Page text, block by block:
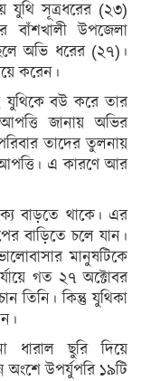
যুথি সূত্রধরের (২৩)
বাঁশখালী উপজেলা
অভি ধরের (২৭)।
করেন।
যুথিকে বউ করে তার
জানায় অভির
তাদের তুলনায়
আপত্তি। এ কারণে আর
বাড়তে থাকে। এর
বাড়িতে চলে যান।
মানুষটিকে
গত ২৭ অক্টোবর
তিনি। কিন্তু যুথিকা
ছুরি দিয়ে
অংশে উপর্যুপরি ১৯টি